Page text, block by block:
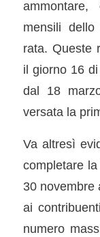
ammontare,
mensili
rata. Queste
il giorno 16
dal 18
versata la
Va altresì
completare
30 novembre
ai
numero